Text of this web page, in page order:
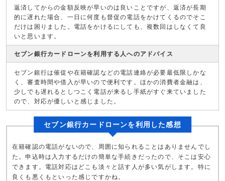
返済してからの金額反映が早いのは良いことですが、返済が長期
的に遅れた場合、一日に何度も督促の電話をかけてくるのでそこ
だけは困りました。電話をかけるにしても、複数回はしなくて良
いと思います。
セブン銀行カードローンを利用する人へのアドバイス
セブン銀行は催促や在籍確認などの電話連絡が必要最低限しかな
く、審査時間や借入が早いので便利です。ほかの消費者金融は、
少しでも遅れるとしつこく電話が来るし手紙がすぐ来ていました
ので、対応が優しいと感じました。
セブン銀行カードローンを利用した感想
在籍確認の電話がないので、周囲に知られることはありませんでし
た。申込時は入力するだけの簡単な手続きだったので、そこは安心
できます。電話対応はどこも淡々と話す人が多い気がします。特に
良くも悪くもといった感じですかね。